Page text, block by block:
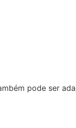
pode ser